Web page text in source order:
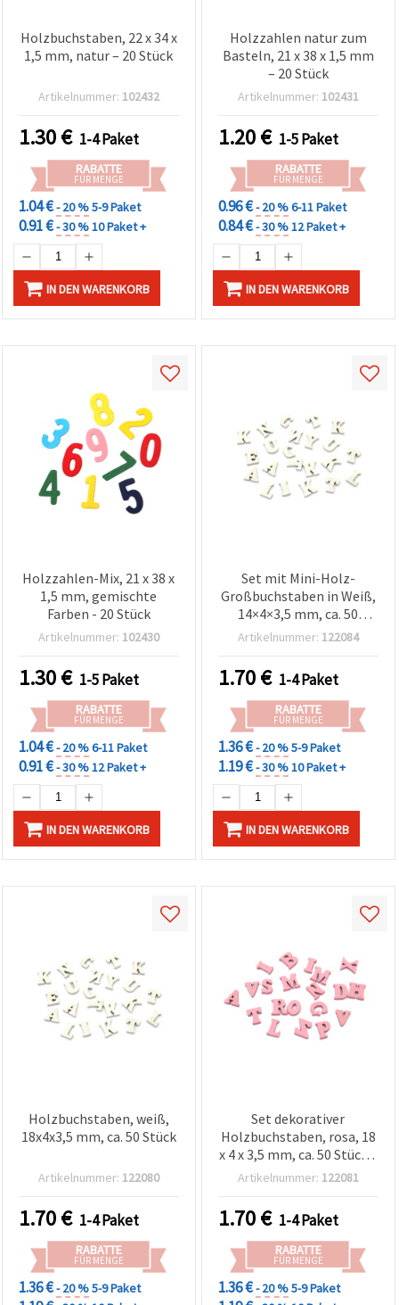
Holzbuchstaben, 22 x 34 x
1,5 mm, natur – 20 Stück
Artikelnummer: 102432
1.30€ 1-4 Paket
RABATTE
FÜR MENGE
1.04 €- 20 %5-9 Paket
0.91 €- 30 %10 Paket +
IN DEN WARENKORB
Holzzahlen natur zum
Basteln, 21 x 38 x 1,5 mm
– 20 Stück
Artikelnummer: 102431
1.20€ 1-5 Paket
RABATTE
FÜR MENGE
0.96 €- 20 %6-11 Paket
0.84 €- 30 %12 Paket +
IN DEN WARENKORB
Holzzahlen-Mix, 21 x 38 x
1,5 mm, gemischte
Farben - 20 Stück
Artikelnummer: 102430
1.30€ 1-5 Paket
RABATTE
FÜR MENGE
1.04 €- 20 %6-11 Paket
0.91 €- 30 %12 Paket +
IN DEN WARENKORB
Set mit Mini-Holz-
Großbuchstaben in Weiß,
14×4×3,5 mm, ca. 50
Stück, gemischt – für DIY,
Kartenbasteln
Artikelnummer: 122084
1.70€ 1-4 Paket
RABATTE
FÜR MENGE
1.36 €- 20 %5-9 Paket
1.19 €- 30 %10 Paket +
IN DEN WARENKORB
Holzbuchstaben, weiß,
18x4x3,5 mm, ca. 50 Stück
Artikelnummer: 122080
1.70€ 1-4 Paket
RABATTE
FÜR MENGE
1.36 €- 20 %5-9 Paket
Set dekorativer
Holzbuchstaben, rosa, 18
x 4 x 3,5 mm, ca. 50 Stück –
für Dekoration,
Projekte
Artikelnummer: 122081
1.70€ 1-4 Paket
RABATTE
FÜR MENGE
1.36 €- 20 %5-9 Paket